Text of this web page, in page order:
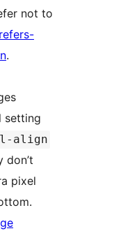
not to
.
setting
align
don’t
pixel